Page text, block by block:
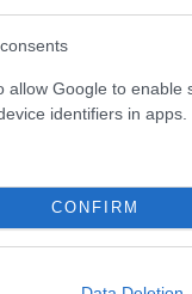
allow Google to enable
identifiers in apps.
CONFIRM
ανά ταξίδι